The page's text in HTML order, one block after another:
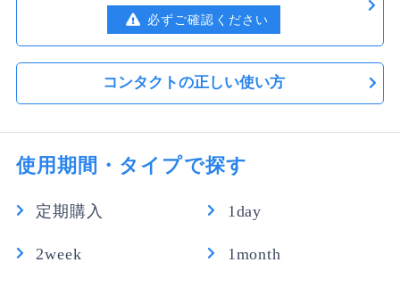
必ずご確認ください
コンタクトの正しい使い方
使用期間・タイプで探す
定期購入 1day
2week 1month